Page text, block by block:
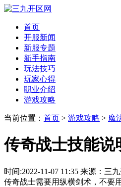
首页
开服新闻
新服专题
新手指南
玩法技巧
玩家心得
职业介绍
游戏攻略
当前位置： 首页 > 游戏攻略 > 魔
传奇战士技能说
时间:2022-11-07 11:35 来源：三
传奇战士需要用纵横剑术，不要